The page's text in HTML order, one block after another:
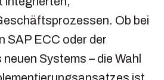
Ob bei
SAP ECC oder der
Systems – die Wahl